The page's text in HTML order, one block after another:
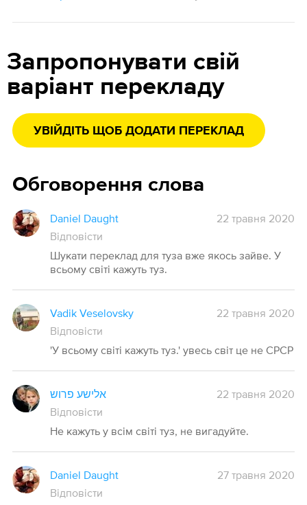
Запропонувати свій
варіант перекладу
УВІЙДІТЬ ЩОБ ДОДАТИ ПЕРЕКЛАД
Обговорення слова
Daniel Daught
22 травня 2020
Відповісти
Шукати переклад для туза вже якось зайве. У
всьому світі кажуть туз.
Vadik Veselovsky
22 травня 2020
Відповісти
'У всьому світі кажуть туз.' увесь світ це не СРСР
אלישע פרוש
22 травня 2020
Відповісти
Не кажуть у всім світі туз, не вигадуйте.
Daniel Daught
27 травня 2020
Відповісти